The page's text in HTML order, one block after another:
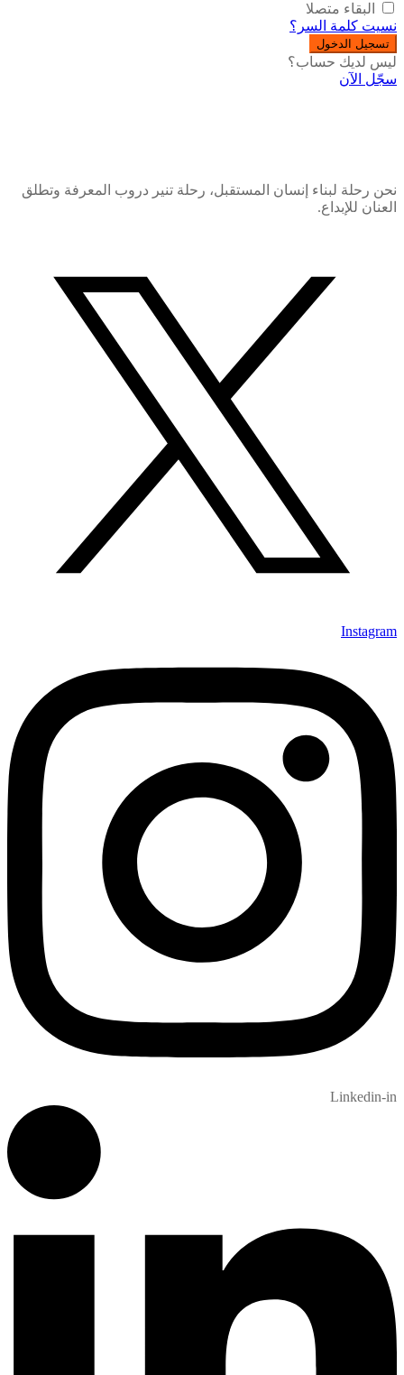
البقاء متصلا
نسيت كلمة السر؟
تسجيل الدخول
ليس لديك حساب؟
سجّل الآن
نحن رحلة لبناء إنسان المستقبل، رحلة تنير دروب المعرفة وتطلق
العنان للإبداع.
Instagram
Linkedin-in